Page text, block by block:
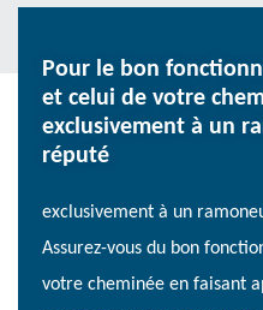
Pour le bon
et celui de votre
exclusivement à un
réputé
exclusivement à un
Assurez-vous du bon
votre cheminée en faisant